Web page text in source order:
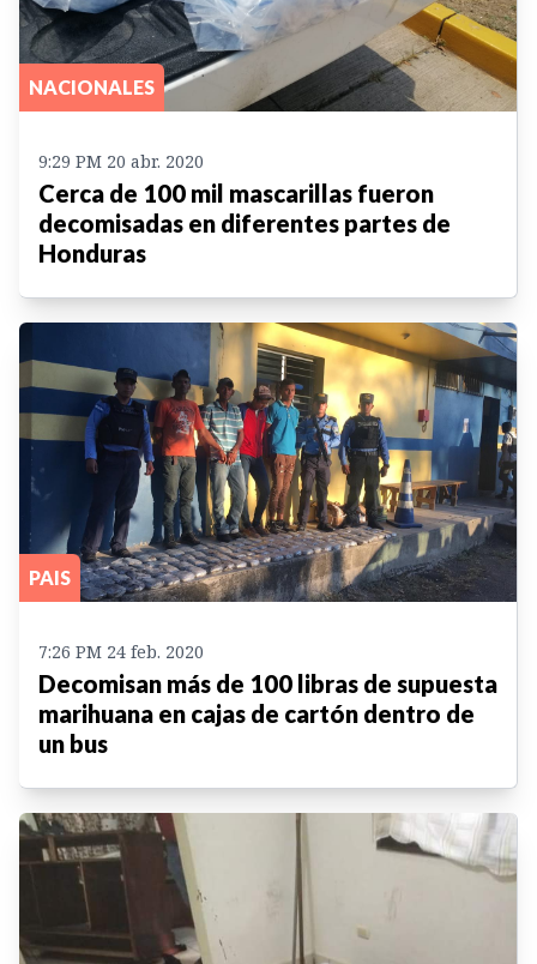
NACIONALES
9:29 PM 20 abr. 2020
Cerca de 100 mil mascarillas fueron
decomisadas en diferentes partes de
Honduras
PAIS
7:26 PM 24 feb. 2020
Decomisan más de 100 libras de supuesta
marihuana en cajas de cartón dentro de
un bus